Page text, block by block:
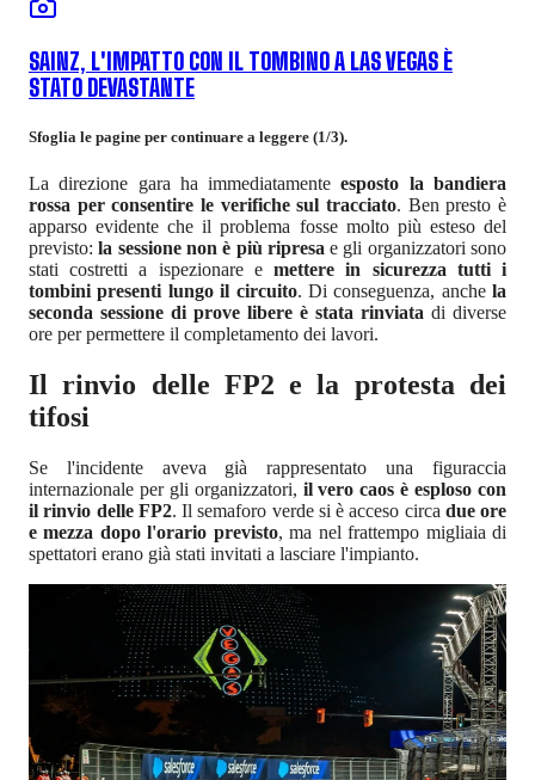
SAINZ, L'IMPATTO CON IL TOMBINO A LAS VEGAS È
STATO DEVASTANTE
Sfoglia le pagine per continuare a leggere (1/3).
La direzione gara ha immediatamenteesposto la bandiera
rossa per consentire le verifiche sul tracciato. Ben presto è
apparso evidente che il problema fosse molto più esteso del
previsto:la sessione non è più ripresa e gli organizzatori sono
stati costretti a ispezionare emettere in sicurezza tutti i
tombini presenti lungo il circuito. Di conseguenza, anche la
seconda sessione di prove libere è stata rinviata di diverse
ore per permettere il completamento dei lavori.
Il rinvio delle FP2 e la protesta dei
tifosi
Se l'incidente aveva già rappresentato una figuraccia
internazionale per gli organizzatori, il vero caos è esploso con
il rinvio delle FP2. Il semaforo verde si è acceso circa due ore
e mezza dopo l'orario previsto, ma nel frattempo migliaia di
spettatori erano già stati invitati a lasciare l'impianto.